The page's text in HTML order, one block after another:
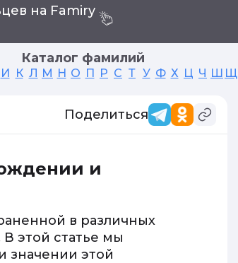
на Famiry
Каталог фамилий
И К Л М Н О П Р С Т У Ф Х Ц Ч Ш Щ
Поделиться
и
в различных
этой статье мы
значении этой